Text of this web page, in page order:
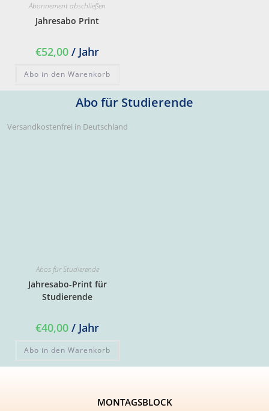
Abonnement abschließen
Jahresabo Print
€52,00 / Jahr
Abo in den Warenkorb
Abo für Studierende
Versandkostenfrei in Deutschland
Abos für Studierende
Jahresabo-Print für
Studierende
€40,00 / Jahr
Abo in den Warenkorb
MONTAGSBLOCK